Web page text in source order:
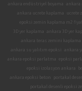
ankara endüstriyel boyama ankara
ankara ucrete kaplama
ucrete
epoksi zemin kaplama m2
3D yer kaplama ankara 3D yer
ankara teras zemini kaplama
ankara su yalıtım epoksi ankara
ankara epoksi parlatma epoksi
epoksi izolasyon ankara
ankara epoksi beton
portakal
portakal desenli epoksi